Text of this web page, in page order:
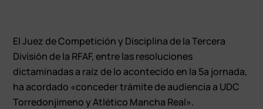
El Juez de Competición y Disciplina de la Tercera
División de la RFAF, entre las resoluciones
dictaminadas a raíz de lo acontecido en la 5ª jornada,
ha acordado «conceder trámite de audiencia a UDC
Torredonjimeno y Atlético Mancha Real».